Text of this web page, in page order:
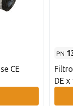
CE
PN
DE x